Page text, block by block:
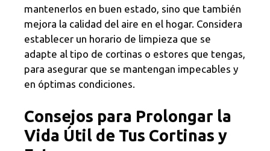
mantenerlos en buen estado, sino que también
mejora la calidad del aire en el hogar. Considera
establecer un horario de limpieza que se
adapte al tipo de cortinas o estores que tengas,
para asegurar que se mantengan impecables y
en óptimas condiciones.
Consejos para Prolongar la
Vida Útil de Tus Cortinas y